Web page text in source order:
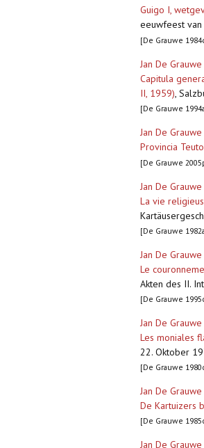
Guigo I,
eeuwfeest van
[De Grauwe
Jan De Grauwe
Capitula
II, 1959),
[De Grauwe
Jan De Grauwe
Provincia
[De Grauwe
Jan De Grauwe
La vie
[De Grauwe
Jan De Grauwe
Le
Akten des II.
[De Grauwe
Jan De Grauwe
Les moniales
22. Oktober
[De Grauwe
Jan De Grauwe
De Kartuizers
[De Grauwe
Jan De Grauwe